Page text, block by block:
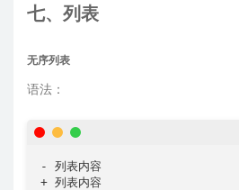
七、列表
无序列表
语法：
- 列表内容
+ 列表内容